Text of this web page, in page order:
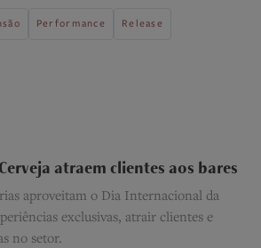
Performance Release
atraem clientes aos bares
aproveitam o Dia Internacional da
exclusivas, atrair clientes e
no setor.